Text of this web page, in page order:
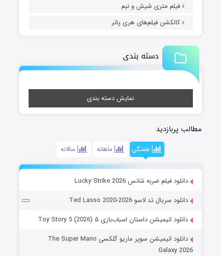
فیلم متری شیش و نیم
کالکشن فیلم‌های هری پاتر
دسته بندی
نمایش دسته بندی
مطالب پربازدید
هفتگی ماهانه سالانه
دانلود فیلم ضربه شانس Lucky Strike 2026
دانلود سریال تد لاسو Ted Lasso 2020-2026
دانلود انیمیشن داستان اسباب‌بازی ۵ Toy Story 5 (2026)
دانلود انیمیشن سوپر ماریو گلکسی The Super Mario
Galaxy 2026